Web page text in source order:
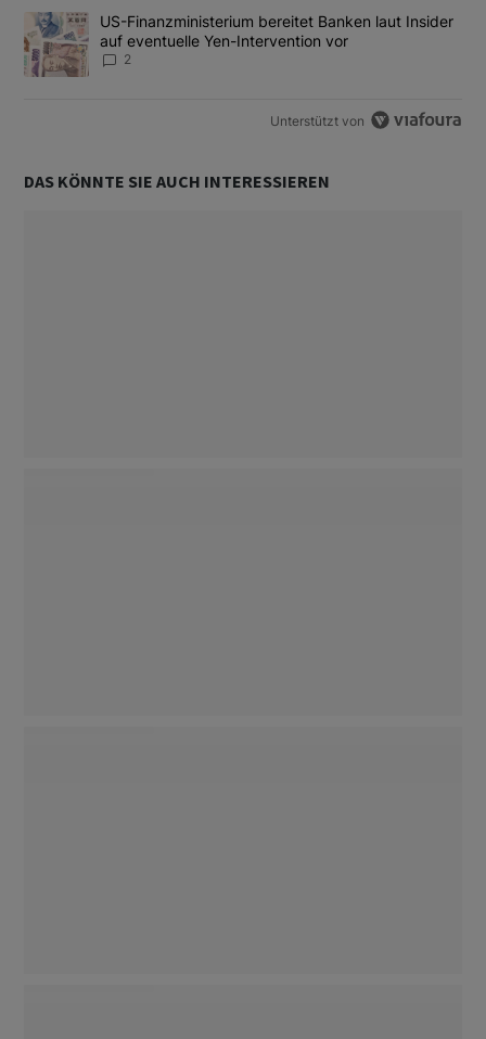
Ein Trendartikel mit dem Titel "US-Finanzministerium bereitet
US-Finanzministerium bereitet Banken laut Insider
auf eventuelle Yen-Intervention vor
2
Unterstützt von
DAS KÖNNTE SIE AUCH INTERESSIEREN